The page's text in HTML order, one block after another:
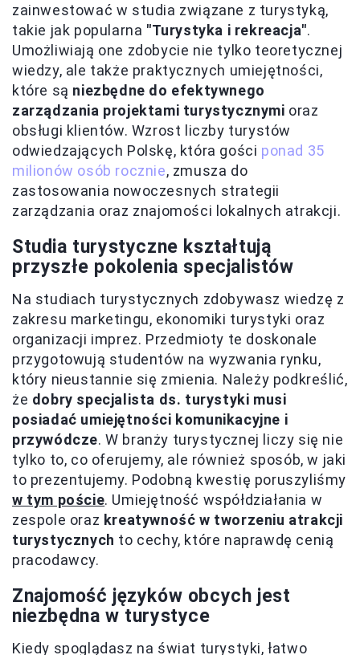
zainwestować w studia związane z turystyką,
takie jak popularna "Turystyka i rekreacja".
Umożliwiają one zdobycie nie tylko teoretycznej
wiedzy, ale także praktycznych umiejętności,
które są niezbędne do efektywnego
zarządzania projektami turystycznymi oraz
obsługi klientów. Wzrost liczby turystów
odwiedzających Polskę, która gości ponad 35
milionów osób rocznie, zmusza do
zastosowania nowoczesnych strategii
zarządzania oraz znajomości lokalnych atrakcji.
Studia turystyczne kształtują
przyszłe pokolenia specjalistów
Na studiach turystycznych zdobywasz wiedzę z
zakresu marketingu, ekonomiki turystyki oraz
organizacji imprez. Przedmioty te doskonale
przygotowują studentów na wyzwania rynku,
który nieustannie się zmienia. Należy podkreślić,
że dobry specjalista ds. turystyki musi
posiadać umiejętności komunikacyjne i
przywódcze. W branży turystycznej liczy się nie
tylko to, co oferujemy, ale również sposób, w jaki
to prezentujemy. Podobną kwestię poruszyliśmy
w tym poście. Umiejętność współdziałania w
zespole oraz kreatywność w tworzeniu atrakcji
turystycznych to cechy, które naprawdę cenią
pracodawcy.
Znajomość języków obcych jest
niezbędna w turystyce
Kiedy spoglądasz na świat turystyki, łatwo